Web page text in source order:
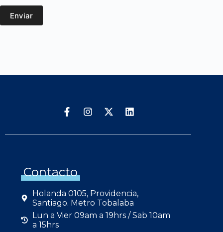
Enviar
Contacto
Holanda 0105, Providencia,
Santiago. Metro Tobalaba
Lun a Vier 09am a 19hrs / Sab 10am
a 15hrs